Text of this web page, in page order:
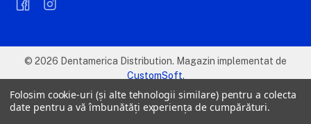
© 2026 Dentamerica Distribution. Magazin implementat de
CustomSoft.
Folosim cookie-uri (și alte tehnologii similare) pentru a colecta
date pentru a vă îmbunătăți experiența de cumpărături.